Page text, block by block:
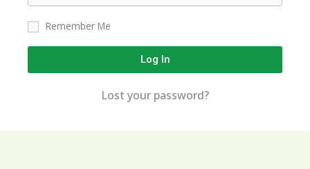
Remember Me
Log In
Lost your password?